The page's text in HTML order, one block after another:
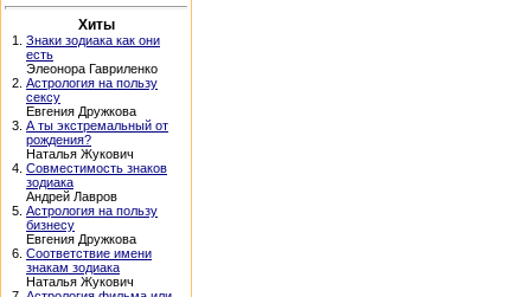
Хиты
1. Знаки зодиака как они
есть
Элеонора Гавриленко
2. Астрология на пользу
сексу
Евгения Дружкова
3. А ты экстремальный от
рождения?
Наталья Жукович
4. Совместимость знаков
зодиака
Андрей Лавров
5. Астрология на пользу
бизнесу
Евгения Дружкова
6. Соответствие имени
знакам зодиака
Наталья Жукович